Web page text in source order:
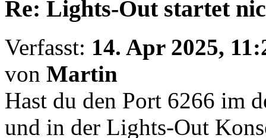
Re: Lights-Out startet
Verfasst: 14. Apr 2025,
von Martin
Hast du den Port 6266 im
und in der Lights-Out